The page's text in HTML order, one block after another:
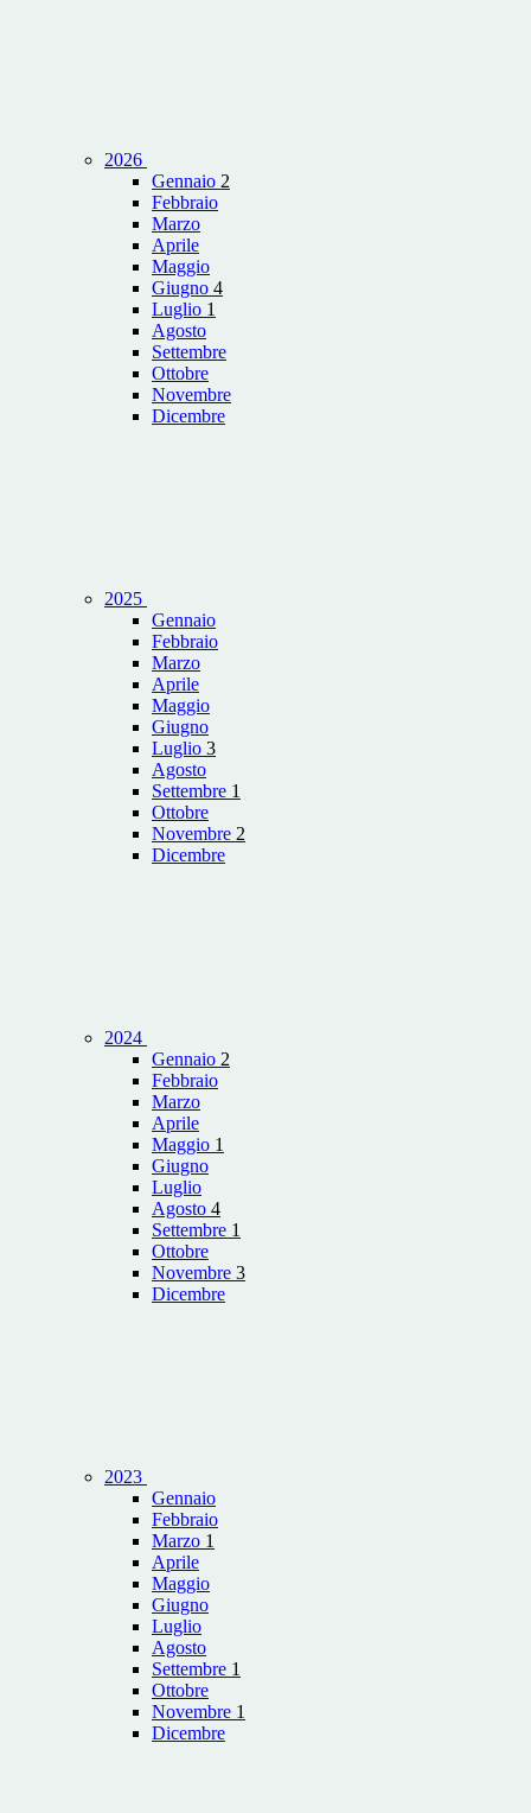
2026
Gennaio 2
Febbraio
Marzo
Aprile
Maggio
Giugno 4
Luglio 1
Agosto
Settembre
Ottobre
Novembre
Dicembre
2025
Gennaio
Febbraio
Marzo
Aprile
Maggio
Giugno
Luglio 3
Agosto
Settembre 1
Ottobre
Novembre 2
Dicembre
2024
Gennaio 2
Febbraio
Marzo
Aprile
Maggio 1
Giugno
Luglio
Agosto 4
Settembre 1
Ottobre
Novembre 3
Dicembre
2023
Gennaio
Febbraio
Marzo 1
Aprile
Maggio
Giugno
Luglio
Agosto
Settembre 1
Ottobre
Novembre 1
Dicembre